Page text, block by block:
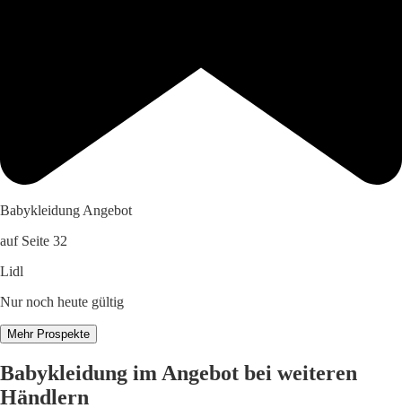
Babykleidung Angebot
auf Seite 32
Lidl
Nur noch heute gültig
Mehr Prospekte
Babykleidung im Angebot bei weiteren
Händlern